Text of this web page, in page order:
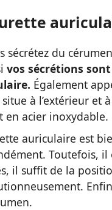
sécrétez du
vos sécrétions
Également
à l’extérieur et
en acier inoxydable.
auriculaire est
Toutefois, il
il suffit de la